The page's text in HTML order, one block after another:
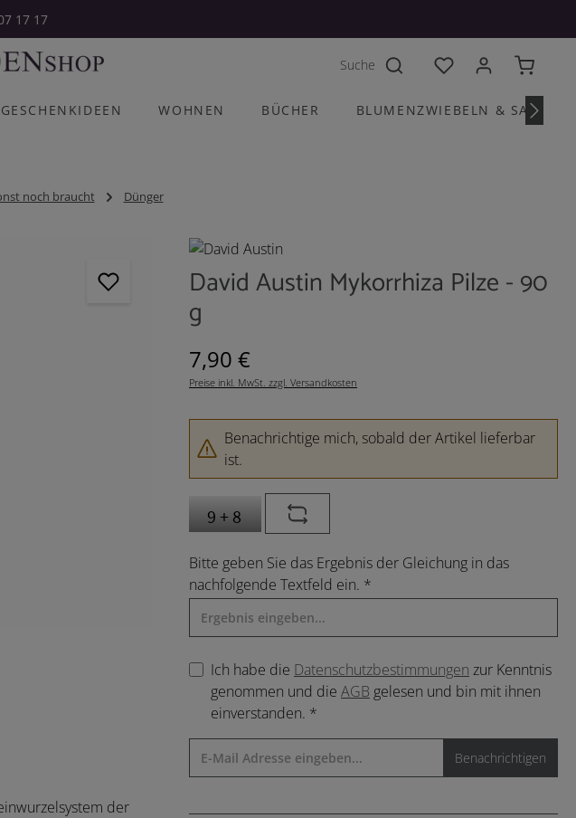
17 17
Du hast 0 Produkte
GESCHENKIDEEN WOHNEN BÜCHER BLUMENZWIEBELN &
noch braucht Dünger
David Austin Mykorrhiza Pilze - 90
g
Regulärer Preis:
7,90 €
Preise inkl. MwSt. zzgl. Versandkosten
Benachrichtige mich, sobald der Artikel lieferbar
ist.
Bitte geben Sie das Ergebnis der Gleichung in das
nachfolgende Textfeld ein. *
Ich habe die Datenschutzbestimmungen zur Kenntnis
genommen und die AGB gelesen und bin mit ihnen
einverstanden. *
Benachrichtigen
der